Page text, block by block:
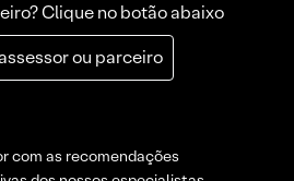
Clique no botão abaixo
ou parceiro
com as recomendações